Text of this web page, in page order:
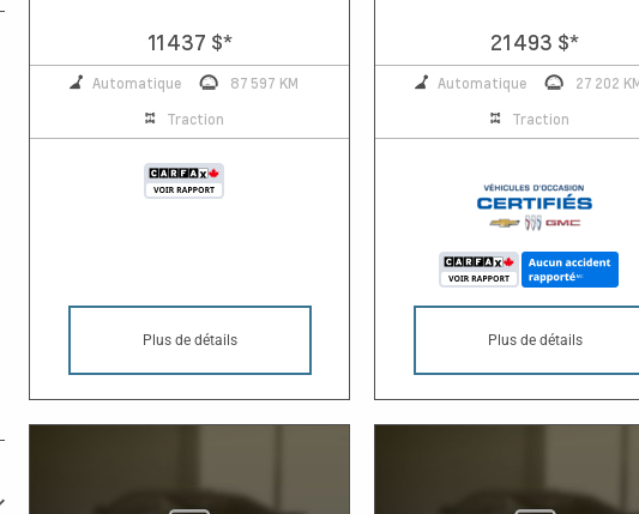
11 437 $*
Automatique
87 597 KM
Traction
Plus de détails
21 493 $*
Automatique
27 202
Traction
Plus de détails